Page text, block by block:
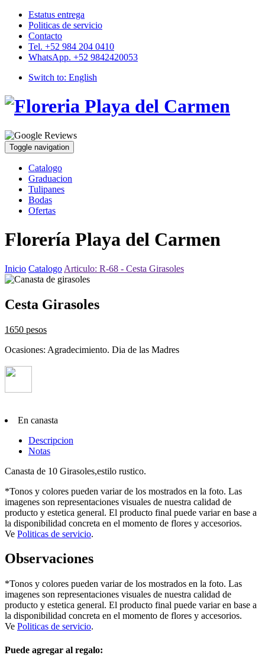
Estatus entrega
Politicas de servicio
Contacto
Tel. +52 984 204 0410
WhatsApp. +52 9842420053
Switch to: English
Toggle navigation
Catalogo
Graduacion
Tulipanes
Bodas
Ofertas
Florería Playa del Carmen
Inicio Catalogo Articulo: R-68 - Cesta Girasoles
Cesta Girasoles
1650 pesos
Ocasiones: Agradecimiento. Dia de las Madres
En canasta
Descripcion
Notas
Canasta de 10 Girasoles,estilo rustico.
*Tonos y colores pueden variar de los mostrados en la foto. Las
imagenes son representaciones visuales de nuestra calidad de
producto y estetica general. El producto final puede variar en base a
la disponibilidad concreta en el momento de flores y accesorios.
Ve Politicas de servicio.
Observaciones
*Tonos y colores pueden variar de los mostrados en la foto. Las
imagenes son representaciones visuales de nuestra calidad de
producto y estetica general. El producto final puede variar en base a
la disponibilidad concreta en el momento de flores y accesorios.
Ve Politicas de servicio.
Puede agregar al regalo: